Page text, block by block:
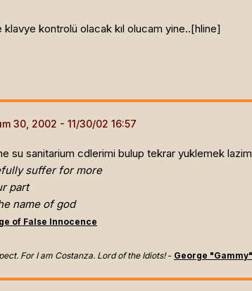
klavye kontrolü olacak kıl olucam yine..[hline]
30, 2002
su sanitarium cdlerimi bulup tekrar yuklemek
suffer for more
part
name of god
of False Innocence
For I am Costanza. Lord of the Idiots!- George